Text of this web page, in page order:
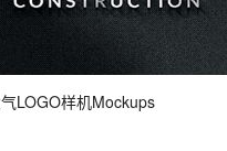
LOGO样机Mockups